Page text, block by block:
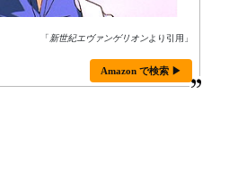
「新世紀エヴァンゲリオンより引用」
Amazon で検索 ▶